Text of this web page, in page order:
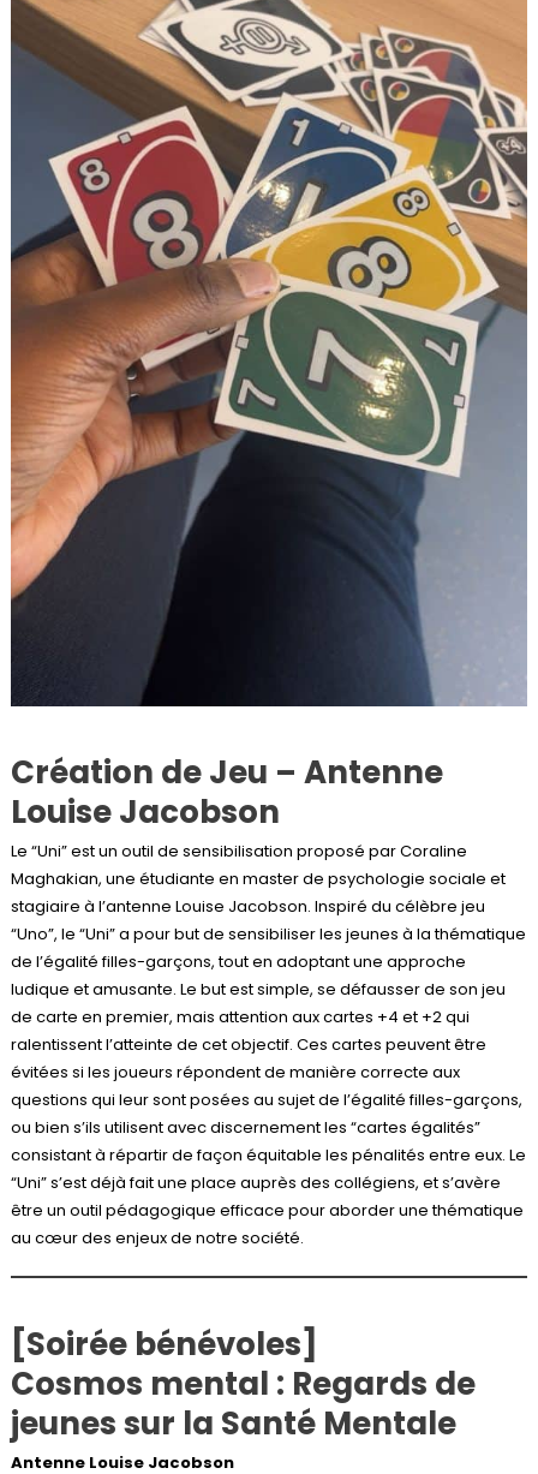
Création de Jeu – Antenne
Louise Jacobson
Le “Uni” est un outil de sensibilisation proposé par Coraline
Maghakian, une étudiante en master de psychologie sociale et
stagiaire à l’antenne Louise Jacobson. Inspiré du célèbre jeu
“Uno”, le “Uni” a pour but de sensibiliser les jeunes à la thématique
de l’égalité filles-garçons, tout en adoptant une approche
ludique et amusante. Le but est simple, se défausser de son jeu
de carte en premier, mais attention aux cartes +4 et +2 qui
ralentissent l’atteinte de cet objectif. Ces cartes peuvent être
évitées si les joueurs répondent de manière correcte aux
questions qui leur sont posées au sujet de l’égalité filles-garçons,
ou bien s’ils utilisent avec discernement les “cartes égalités”
consistant à répartir de façon équitable les pénalités entre eux. Le
“Uni” s’est déjà fait une place auprès des collégiens, et s’avère
être un outil pédagogique efficace pour aborder une thématique
au cœur des enjeux de notre société.
[Soirée bénévoles]
Cosmos mental : Regards de
jeunes sur la Santé Mentale
Antenne Louise Jacobson